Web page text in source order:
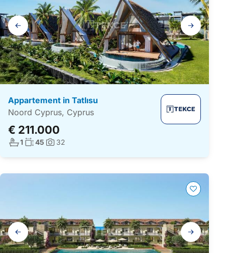
Galerij
navigatie
Appartement in Tatlısu
Noord Cyprus, Cyprus
€ 211.000
Aantal badkamers:
1 Woonoppervlakte:
45 Foto's:
32
Galerij
navigatie